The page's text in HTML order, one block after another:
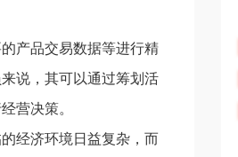
产品交易数据等进行精
说，其可以通过筹划活
营决策。
经济环境日益复杂，而